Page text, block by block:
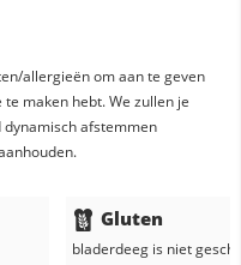
allergieën om aan te geven
maken hebt. We zullen je
afstemmen
Gluten
bladerdeegis niet